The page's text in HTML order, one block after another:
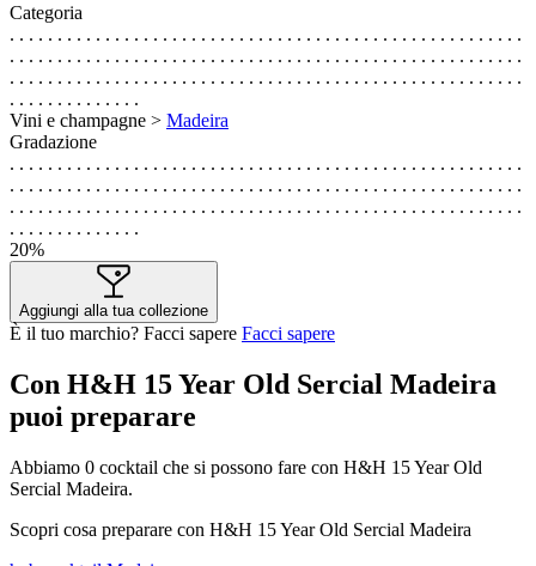
Categoria
. . . . . . . . . . . . . . . . . . . . . . . . . . . . . . . . . . . . . . . . . . . . . . . . . . . . . .
. . . . . . . . . . . . . . . . . . . . . . . . . . . . . . . . . . . . . . . . . . . . . . . . . . . . . .
. . . . . . . . . . . . . . . . . . . . . . . . . . . . . . . . . . . . . . . . . . . . . . . . . . . . . .
. . . . . . . . . . . . . .
Vini e champagne > Madeira
Gradazione
. . . . . . . . . . . . . . . . . . . . . . . . . . . . . . . . . . . . . . . . . . . . . . . . . . . . . .
. . . . . . . . . . . . . . . . . . . . . . . . . . . . . . . . . . . . . . . . . . . . . . . . . . . . . .
. . . . . . . . . . . . . . . . . . . . . . . . . . . . . . . . . . . . . . . . . . . . . . . . . . . . . .
. . . . . . . . . . . . . .
20%
Aggiungi alla tua collezione
È il tuo marchio? Facci sapere Facci sapere
Con H&H 15 Year Old Sercial Madeira
puoi preparare
Abbiamo 0 cocktail che si possono fare con H&H 15 Year Old
Sercial Madeira.
Scopri cosa preparare con H&H 15 Year Old Sercial Madeira